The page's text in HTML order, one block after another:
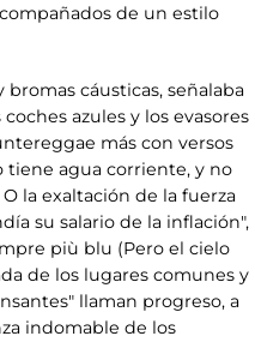
de un estilo
bromas cáusticas, señalaba
azules y los evasores
más con versos
tiene agua corriente, y no
la exaltación de la fuerza
su salario de la inflación",
più blu (Pero el cielo
de los lugares comunes y
llaman progreso, a
indomable de los